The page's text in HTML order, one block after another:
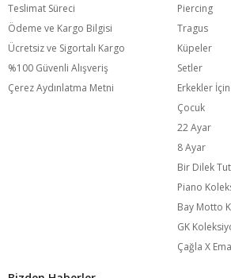
Teslimat Süreci
Ödeme ve Kargo Bilgisi
Ücretsiz ve Sigortalı Kargo
%100 Güvenli Alışveriş
Çerez Aydınlatma Metni
Piercing
Tragus
Küpeler
Setler
Erkekler
Çocuk
22 Ayar
8 Ayar
Bir Dilek
Piano
Bay Motto
GK
Çağla X